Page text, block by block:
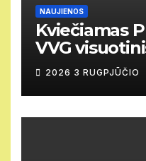
NAUJIENOS
Kviečiamas
VVG
susirinkimas
2026 3 RUGPJŪČIO